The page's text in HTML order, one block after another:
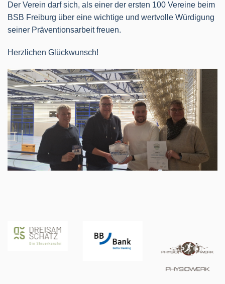
Der Verein darf sich, als einer der ersten 100 Vereine beim
BSB Freiburg über eine wichtige und wertvolle Würdigung
seiner Präventionsarbeit freuen.
Herzlichen Glückwunsch!